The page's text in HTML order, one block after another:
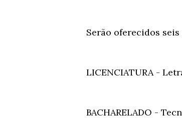
Serão oferecidos
LICENCIATURA -
BACHARELADO -